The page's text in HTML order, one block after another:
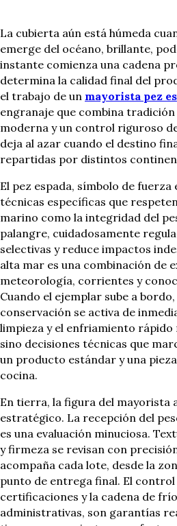
La cubierta aún está húmeda
emerge del océano, brillante,
instante comienza una cadena
determina la calidad final del
el trabajo de un mayorista pez
engranaje que combina
moderna y un control riguroso
deja al azar cuando el destino
repartidas por distintos
El pez espada, símbolo de fuerza
técnicas específicas que
marino como la integridad del
palangre, cuidadosamente
selectivas y reduce impactos
alta mar es una combinación de
meteorología, corrientes y
Cuando el ejemplar sube a
conservación se activa de
limpieza y el enfriamiento rápido
sino decisiones técnicas que
un producto estándar y una
cocina.
En tierra, la figura del mayorista
estratégico. La recepción del
es una evaluación minuciosa.
y firmeza se revisan con
acompaña cada lote, desde la
punto de entrega final. El
certificaciones y la cadena de
administrativas, son garantías